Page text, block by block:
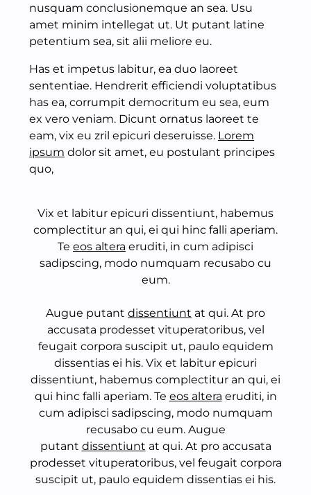
nusquam conclusionemque an sea. Usu
amet minim intellegat ut. Ut putant latine
petentium sea, sit alii meliore eu.
Has et impetus labitur, ea duo laoreet
sententiae. Hendrerit efficiendi voluptatibus
has ea, corrumpit democritum eu sea, eum
ex vero veniam. Dicunt ornatus laoreet te
eam, vix eu zril epicuri deseruisse. Lorem
ipsum dolor sit amet, eu postulant principes
quo,
Vix et labitur epicuri dissentiunt, habemus
complectitur an qui, ei qui hinc falli aperiam.
Te eos altera eruditi, in cum adipisci
sadipscing, modo numquam recusabo cu
eum.
Augue putant dissentiunt at qui. At pro
accusata prodesset vituperatoribus, vel
feugait corpora suscipit ut, paulo equidem
dissentias ei his. Vix et labitur epicuri
dissentiunt, habemus complectitur an qui, ei
qui hinc falli aperiam. Te eos altera eruditi, in
cum adipisci sadipscing, modo numquam
recusabo cu eum. Augue
putant dissentiunt at qui. At pro accusata
prodesset vituperatoribus, vel feugait corpora
suscipit ut, paulo equidem dissentias ei his.